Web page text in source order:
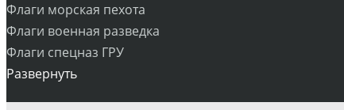
Флаги морская пехота
Флаги военная разведка
Флаги спецназ ГРУ
Развернуть